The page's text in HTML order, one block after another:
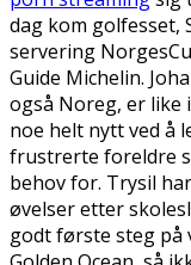
dag kom golfesset,
servering
Guide Michelin.
også Noreg, er like
noe helt nytt ved å
frustrerte foreldre
behov for. Trysil
øvelser etter
godt første steg på